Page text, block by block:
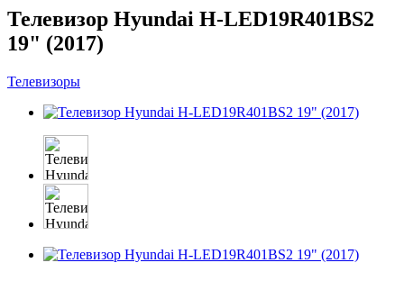
Телевизор Hyundai H-LED19R401BS2
19" (2017)
Телевизоры